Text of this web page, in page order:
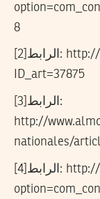
8
[2]الرابط: http://www.assabah.com.tn/article.php?
ID_art=37875
[3]الرابط:
http://
nationales/
[4]الرابط: http://www.assyassyia-tn.com/index.php?